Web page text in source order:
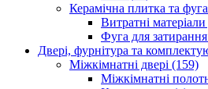
Керамічна плитка та
Витратні
Фуга для
Двері, фурнітура та
Міжкімнатні двері (159)
Міжкімнатні